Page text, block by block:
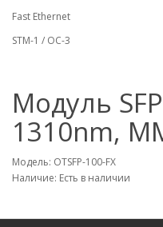
Fast Ethernet
STM-1 / OC-3
Модуль
1310nm,
Модель: OTSFP-100-FX
Наличие: Есть в наличии